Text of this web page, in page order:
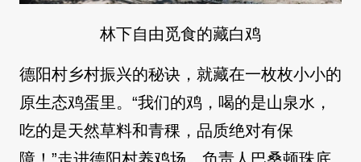
林下自由觅食的藏白鸡
德阳村乡村振兴的秘诀，就藏在一枚枚小小的
原生态鸡蛋里。“我们的鸡，喝的是山泉水，
吃的是天然草料和青稞，品质绝对有保